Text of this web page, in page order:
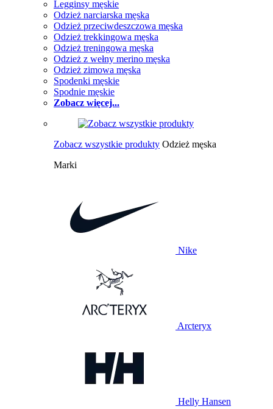
Legginsy męskie
Odzież narciarska męska
Odzież przeciwdeszczowa męska
Odzież trekkingowa męska
Odzież treningowa męska
Odzież z wełny merino męska
Odzież zimowa męska
Spodenki męskie
Spodnie męskie
Zobacz więcej...
Zobacz wszystkie produkty Odzież męska
Marki
Nike
Arcteryx
Helly Hansen